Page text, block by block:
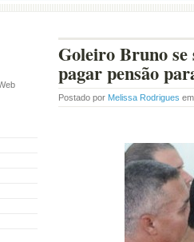
Goleiro Bruno se
pagar pensão
Postado por Melissa Rodrigues